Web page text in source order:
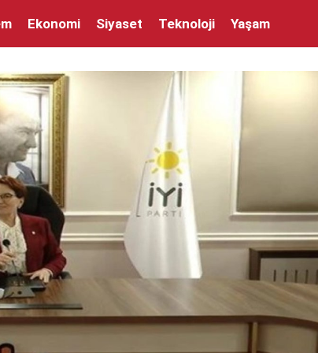
Ekonomi Siyaset Teknoloji Yaşam